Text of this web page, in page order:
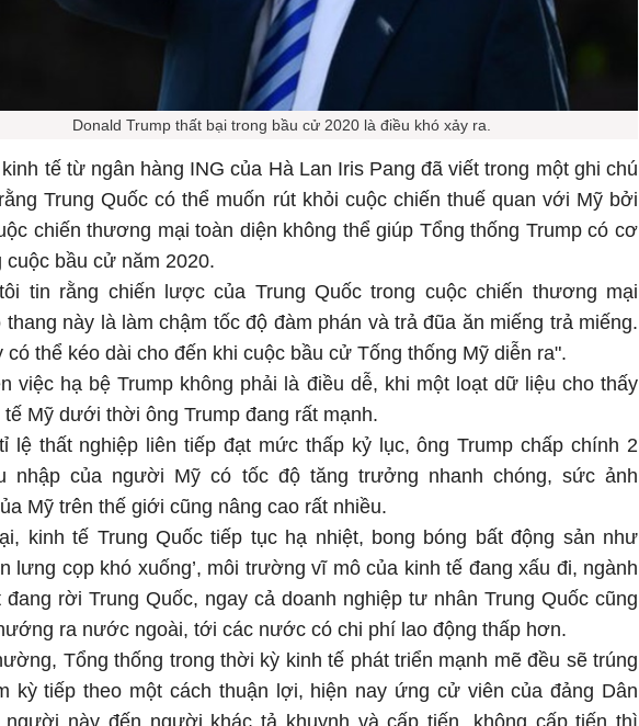
Donald Trump thất bại trong bầu cử 2020 là điều khó xảy ra.
tế từ ngân hàng ING của Hà Lan Iris Pang đã viết trong một ghi chú
Trung Quốc có thể muốn rút khỏi cuộc chiến thuế quan với Mỹ bởi
chiến thương mại toàn diện không thể giúp Tổng thống Trump có cơ
cuộc bầu cử năm 2020.
tin rằng chiến lược của Trung Quốc trong cuộc chiến thương mại
thang này là làm chậm tốc độ đàm phán và trả đũa ăn miếng trả miếng.
có thể kéo dài cho đến khi cuộc bầu cử Tống thống Mỹ diễn ra".
việc hạ bệ Trump không phải là điều dễ, khi một loạt dữ liệu cho thấy
tế Mỹ dưới thời ông Trump đang rất mạnh.
lệ thất nghiệp liên tiếp đạt mức thấp kỷ lục, ông Trump chấp chính 2
nhập của người Mỹ có tốc độ tăng trưởng nhanh chóng, sức ảnh
Mỹ trên thế giới cũng nâng cao rất nhiều.
kinh tế Trung Quốc tiếp tục hạ nhiệt, bong bóng bất động sản như
lưng cọp khó xuống’, môi trường vĩ mô của kinh tế đang xấu đi, ngành
đang rời Trung Quốc, ngay cả doanh nghiệp tư nhân Trung Quốc cũng
ra nước ngoài, tới các nước có chi phí lao động thấp hơn.
Tổng thống trong thời kỳ kinh tế phát triển mạnh mẽ đều sẽ trúng
kỳ tiếp theo một cách thuận lợi, hiện nay ứng cử viên của đảng Dân